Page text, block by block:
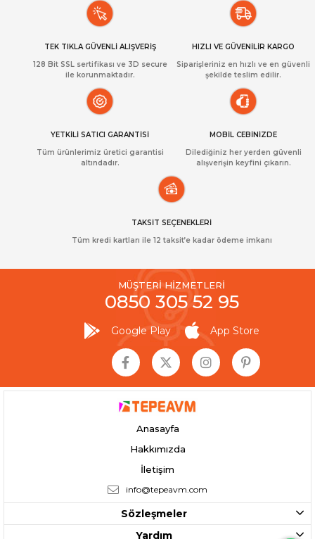
TEK TIKLA GÜVENLİ ALIŞVERİŞ
128 Bit SSL sertifikası ve 3D secure
ile korunmaktadır.
HIZLI VE GÜVENİLİR KARGO
Siparişleriniz en hızlı ve en güvenli
şekilde teslim edilir.
YETKİLİ SATICI GARANTİSİ
Tüm ürünlerimiz üretici garantisi
altındadır.
MOBİL CEBİNİZDE
Dilediğiniz her yerden güvenli
alışverişin keyfini çıkarın.
TAKSİT SEÇENEKLERİ
Tüm kredi kartları ile 12 taksit’e kadar ödeme imkanı
MÜŞTERİ HİZMETLERİ
0850 305 52 95
Google Play App Store
Anasayfa
Hakkımızda
İletişim
info@tepeavm.com
Sözleşmeler
Yardım